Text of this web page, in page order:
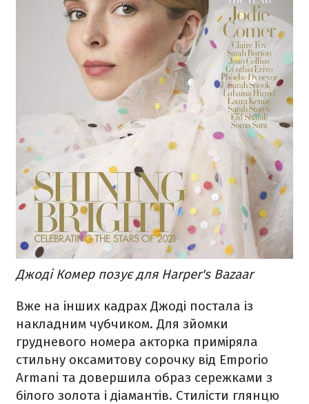
Джоді Комер позує для Harper's Bazaar
Вже на інших кадрах Джоді постала із
накладним чубчиком. Для зйомки
грудневого номера акторка приміряла
стильну оксамитову сорочку від Emporio
Armani та довершила образ сережками з
білого золота і діамантів. Стилісти глянцю